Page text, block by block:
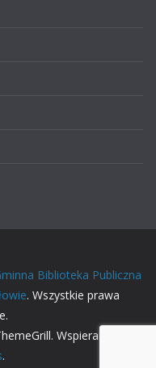
Biblioteka Publiczna
. Wszystkie prawa
Wspierane przez
.